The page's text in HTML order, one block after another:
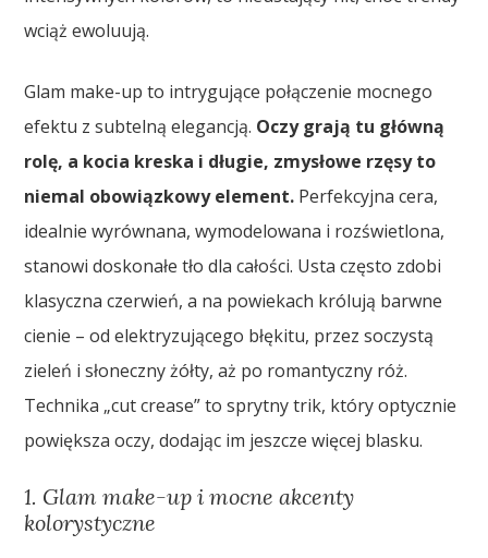
wciąż ewoluują.
Glam make-up to intrygujące połączenie mocnego
efektu z subtelną elegancją. Oczy grają tu główną
rolę, a kocia kreska i długie, zmysłowe rzęsy to
niemal obowiązkowy element. Perfekcyjna cera,
idealnie wyrównana, wymodelowana i rozświetlona,
stanowi doskonałe tło dla całości. Usta często zdobi
klasyczna czerwień, a na powiekach królują barwne
cienie – od elektryzującego błękitu, przez soczystą
zieleń i słoneczny żółty, aż po romantyczny róż.
Technika „cut crease” to sprytny trik, który optycznie
powiększa oczy, dodając im jeszcze więcej blasku.
1. Glam make-up i mocne akcenty
kolorystyczne